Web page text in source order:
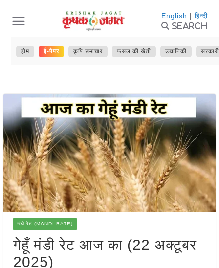
content
English | हिन्दी
Search
होम ई-पेपर कृषि समाचार फसल की खेती उद्यानिकी
मंडी रेट (MANDI RATE)
गेहूँ मंडी रेट आज का (22 अक्टूबर
2025)